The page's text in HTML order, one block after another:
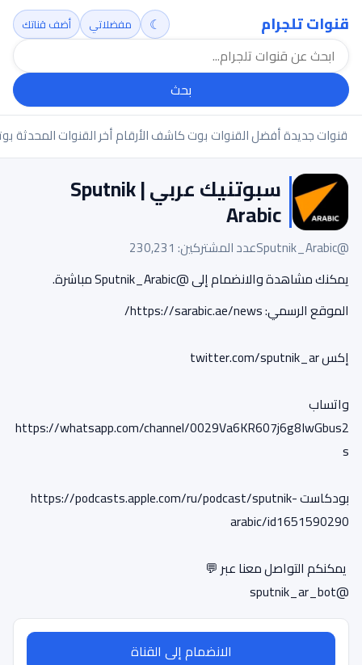
قنوات تلجرام
بحث
☾ مفضلاتي أضف قناتك
قنوات جديدةأفضل القنواتبوت كاشف الأرقامأخر القنوات المحدثة
سبوتنيك عربي | Sputnik
Arabic
@Sputnik_Arabic
عدد المشتركين: 230,231
يمكنك مشاهدة والانضمام إلى @Sputnik_Arabic مباشرة.
الموقع الرسمي: https://sarabic.ae/news/
إكس twitter.com/sputnik_ar
واتساب
https://whatsapp.com/channel/0029Va6KR607j6g8IwGbus2
s
بودكاست https://podcasts.apple.com/ru/podcast/sputnik-
arabic/id1651590290
@sputnik_ar_bot
الانضمام إلى القناة